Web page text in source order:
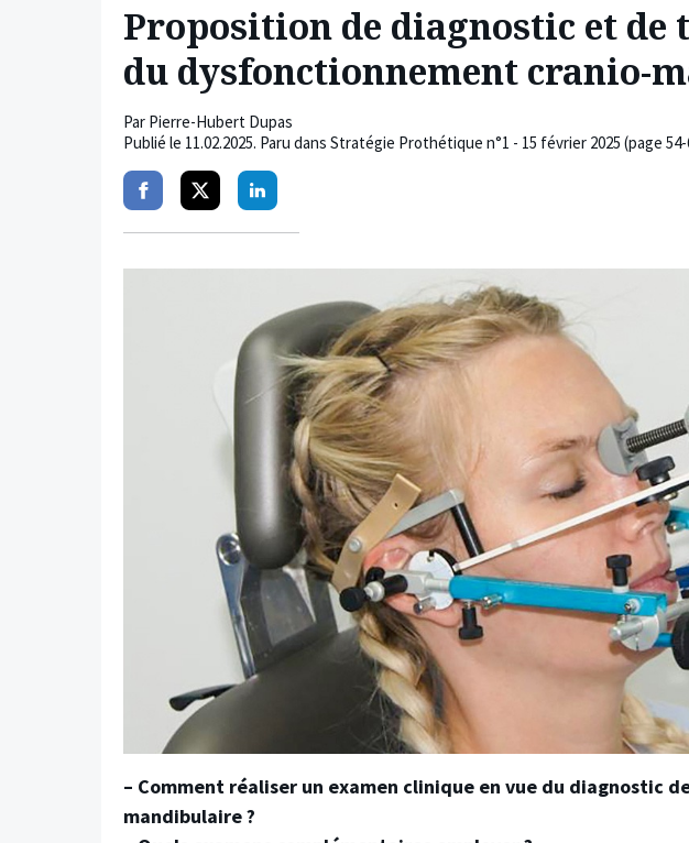
Proposition de diagnostic et
du dysfonctionnement cranio-
Par Pierre-Hubert Dupas
Publié le 11.02.2025. Paru dans Stratégie Prothétique n°1 - 15 février 2025 (page 54-
PartagerPartagerPartager
– Comment réaliser un examen clinique en vue du diagnostic
mandibulaire ?